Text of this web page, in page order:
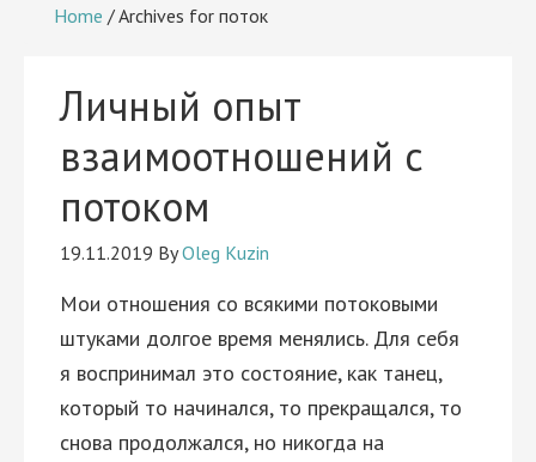
Home /Archives for поток
Личный опыт
взаимоотношений с
потоком
19.11.2019 ByOleg Kuzin
Мои отношения со всякими потоковыми
штуками долгое время менялись. Для себя
я воспринимал это состояние, как танец,
который то начинался, то прекращался, то
снова продолжался, но никогда на